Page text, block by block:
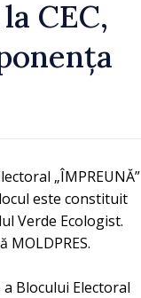
CEC,
„ÎMPREUNĂ”
este constituit
Verde Ecologist.
Blocului Electoral